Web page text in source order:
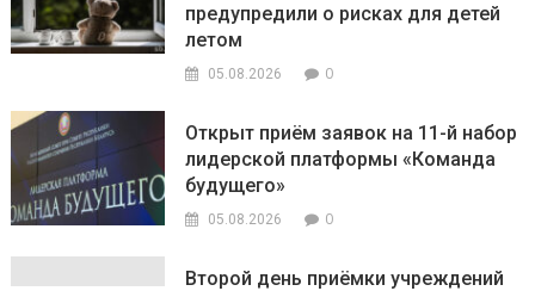
предупредили о рисках для детей
летом
05.08.2026 0
Открыт приём заявок на 11-й набор
лидерской платформы «Команда
будущего»
05.08.2026 0
Второй день приёмки учреждений